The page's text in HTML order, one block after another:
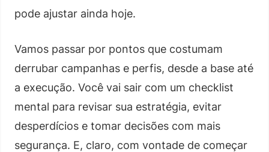
pode ajustar ainda hoje.
Vamos passar por pontos que costumam
derrubar campanhas e perfis, desde a base até
a execução. Você vai sair com um checklist
mental para revisar sua estratégia, evitar
desperdícios e tomar decisões com mais
segurança. E, claro, com vontade de começar